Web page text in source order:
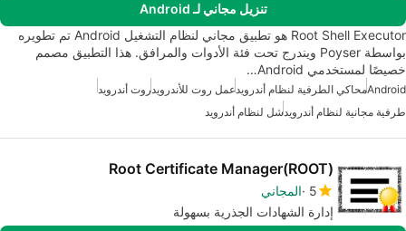
تنزيل مجاني لـ Android
Root Shell Executor هو تطبيق مجاني لنظام التشغيل Android تم تطويره
بواسطة Poyser ويندرج تحت فئة الأدوات والمرافق. هذا التطبيق مصمم
خصيصًا لمستخدمي Android…
Androidمحاكي الطرفية لنظام أندرويدعمل روت للأندرويدروت أندرويد
طرفية مجانية لنظام أندرويدشل لنظام أندرويد
Root Certificate Manager(ROOT)
5 المجاني
إدارة الشهادات الجذرية بسهولة